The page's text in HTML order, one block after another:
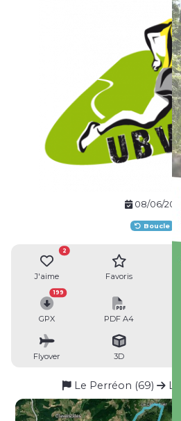
08/06/
Boucle
J'aime
2
Favoris
GPX
199
PDF A4
Flyover 3D
Le Perréon (69) Le